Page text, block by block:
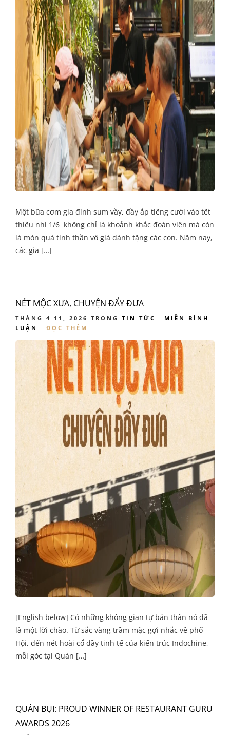
Một bữa cơm gia đình sum vầy, đầy ắp tiếng cười vào tết
thiếu nhi 1/6 không chỉ là khoảnh khắc đoàn viên mà còn
là món quà tinh thần vô giá dành tặng các con. Năm nay,
các gia […]
NÉT MỘC XƯA, CHUYỆN ĐẨY ĐƯA
THÁNG 4 11, 2026 TRONG TIN TỨC
MIỄN BÌNH
LUẬN
ĐỌC THÊM
[English below] Có những không gian tự bản thân nó đã
là một lời chào. Từ sắc vàng trầm mặc gợi nhắc về phố
Hội, đến nét hoài cổ đầy tinh tế của kiến trúc Indochine,
mỗi góc tại Quán […]
QUÁN BỤI: PROUD WINNER OF RESTAURANT GURU
AWARDS 2026